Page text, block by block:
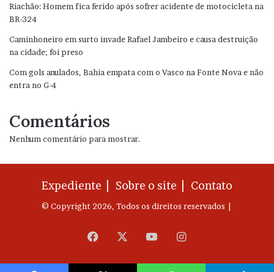
Riachão: Homem fica ferido após sofrer acidente de motocicleta na
BR-324
Caminhoneiro em surto invade Rafael Jambeiro e causa destruição
na cidade; foi preso
Com gols anulados, Bahia empata com o Vasco na Fonte Nova e não
entra no G-4
Comentários
Nenhum comentário para mostrar.
Expediente | Sobre o site | Contato
© Copyright 2026, Todos os direitos reservados |
Facebook YouTubeInstagram